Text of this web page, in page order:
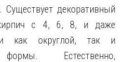
Существует декоративный
с 4, 6, 8, и даже
как округлой, так и
формы. Естественно,